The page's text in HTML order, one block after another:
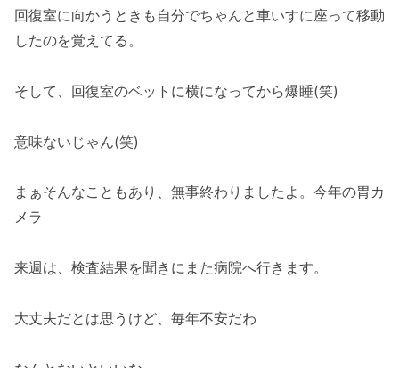
回復室に向かうときも自分でちゃんと車いすに座って移動
したのを覚えてる。
そして、回復室のベットに横になってから爆睡(笑)
意味ないじゃん(笑)
まぁそんなこともあり、無事終わりましたよ。今年の胃カ
メラ
来週は、検査結果を聞きにまた病院へ行きます。
大丈夫だとは思うけど、毎年不安だわ